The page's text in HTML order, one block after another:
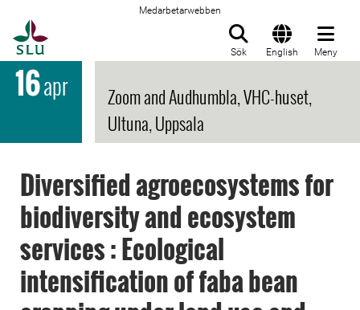
Medarbetarwebben
Sök English Meny
16apr
Zoom and Audhumbla, VHC-huset,
Ultuna, Uppsala
Diversified agroecosystems for
biodiversity and ecosystem
services : Ecological
intensification of faba bean